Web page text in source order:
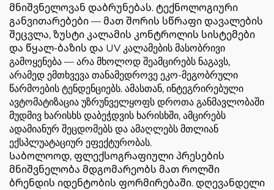
მნიშვნელოვან დაბრუნებას. ტექნოლოგიური
განვითარებები — მათ შორის სწრაფი დავალების
შეცვლა, ზუსტი კალამის კონტროლის სისტემები
და წყალ-ბაზის და UV კალამების მასობრივი
გამოყენება — არა მხოლოდ შეამცირებს ნაგავს,
არამედ ემთხვევა თანამედროვე ეკო-მეგობრული
წარმოების ტენდენციებს. ამასთან, ინტეგრირებული
ავტომატიზაცია უზრუნველყოფს დროთა განმავლობაში
მუდმივ ხარისხს დაბეჭდვის ხარისხში, ამცირებს
ადამიანურ შეცდომებს და ამაღლებს მთლიან
ექსპლუატაციურ ეფექტურობას.
Საბოლოოდ, ფლექსოგრაფიული პრესების
მნიშვნელობა მდგომარეობს მათ როლში
ბრენდის იდენტობის ფორმირებაში. დღევანდელი